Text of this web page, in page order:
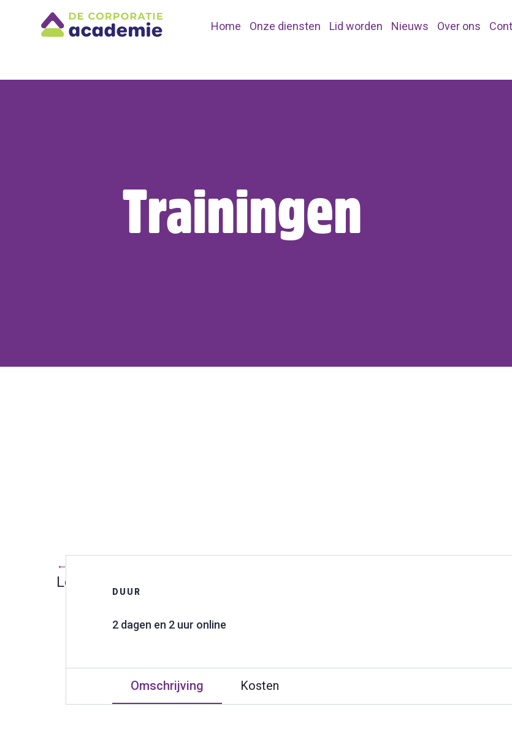
Home Onze diensten Lid worden Nieuws Over ons
Trainingen
← Terug naar alle trainingen
Loopbaaninitiatief - Doorstromen Versnellen
DUUR
2 dagen en 2 uur online
Omschrijving Kosten